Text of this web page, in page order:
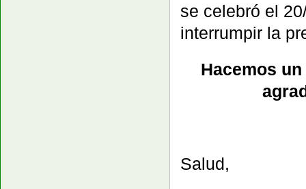
se celebró el
interrumpir la
Hacemos
Salud,